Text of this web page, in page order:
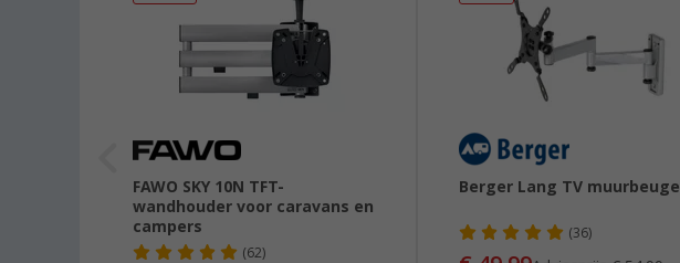
FAWO SKY 10N TFT-
wandhouder voor caravans en
campers
(62)
Berger Lang TV muurbeugel
(36)